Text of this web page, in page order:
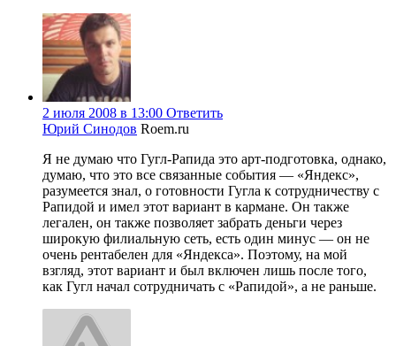
2 июля 2008 в 13:00 Ответить
Юрий Синодов Roem.ru
Я не думаю что Гугл-Рапида это арт-подготовка, однако,
думаю, что это все связанные события — «Яндекс»,
разумеется знал, о готовности Гугла к сотрудничеству с
Рапидой и имел этот вариант в кармане. Он также
легален, он также позволяет забрать деньги через
широкую филиальную сеть, есть один минус — он не
очень рентабелен для «Яндекса». Поэтому, на мой
взгляд, этот вариант и был включен лишь после того,
как Гугл начал сотрудничать с «Рапидой», а не раньше.